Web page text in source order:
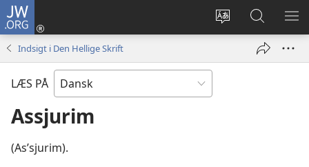
JW.ORG
Vælg
Log
på
vindue)
Søg
på
JW.ORG
VIS
Indsigt i Den Hellige Skrift
LÆS PÅ
Assjurim
(Asʹsjurim).